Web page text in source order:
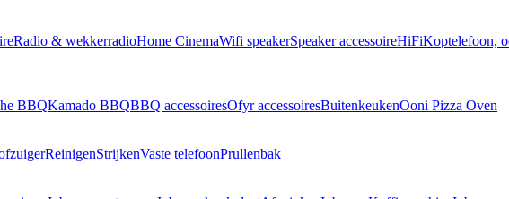
Radio & wekkerradioHome CinemaWifi speakerSpeaker accessoireHiFiKoptelefoon,
BBQKamado BBQBBQ accessoiresOfyr accessoiresBuitenkeukenOoni Pizza Oven
ReinigenStrijkenVaste telefoonPrullenbak